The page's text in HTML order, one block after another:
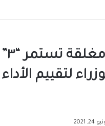
لتقييم الأداء
24, 2021